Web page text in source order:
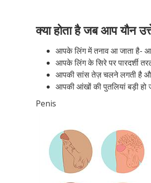
क्या होता है जब आप यौन
आपके लिंग में तनाव आ जाता है-
आपके लिंग के सिरे पर पारदर्शी
आपकी सांस तेज़ चलने लगती है
आपकी आंखों की पुतलियां बड़ी हो
Penis